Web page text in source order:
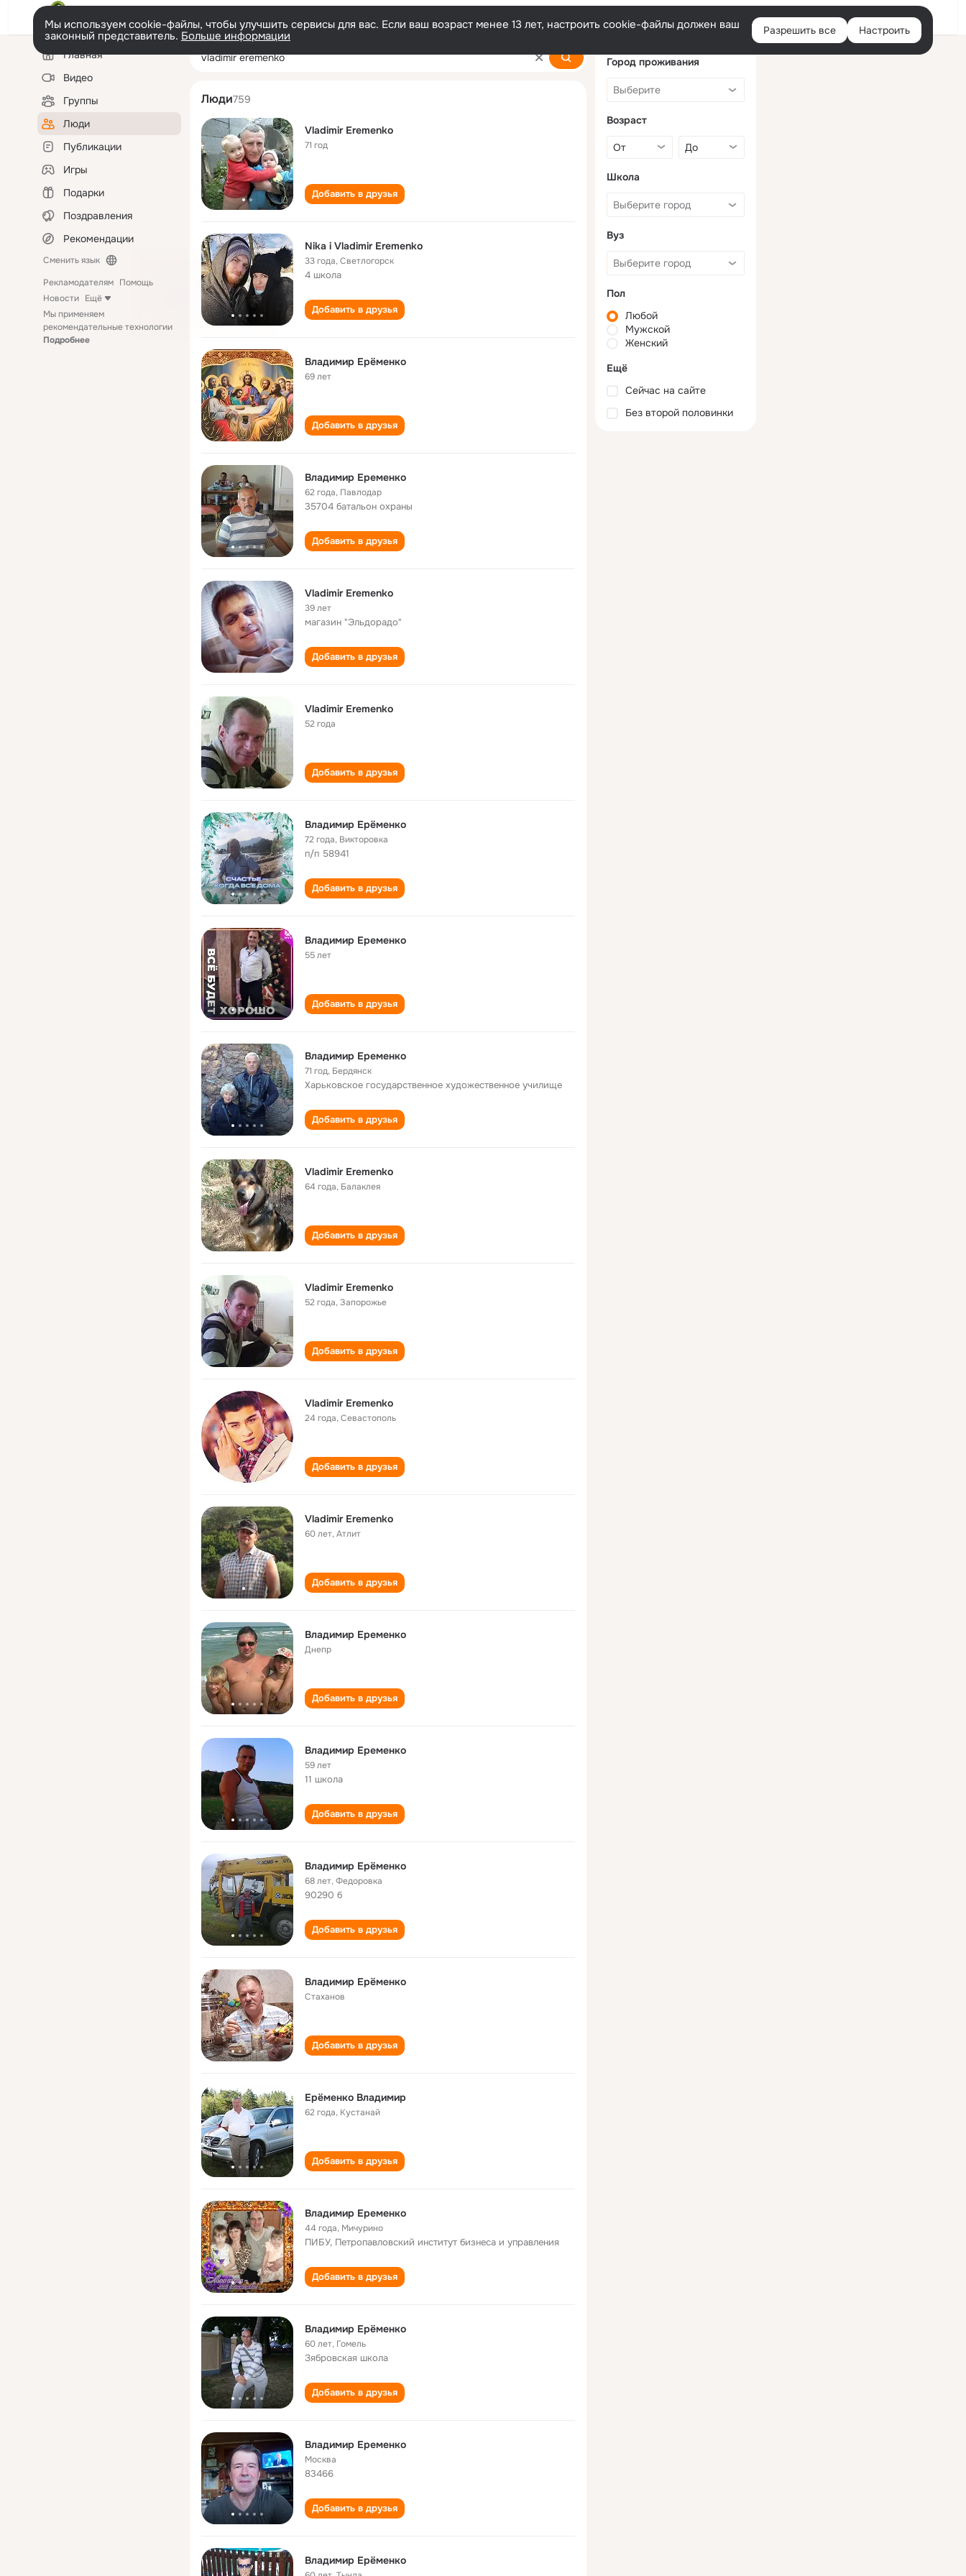
Войти
Мы используем cookie-файлы, чтобы улучшить сервисы для вас. Если ваш возраст менее 13 лет, настроить cookie-файлы должен ваш
законный представитель. Больше информации Разрешить все Настроить
Левая
колонкаГлавная
Видео
Группы
Люди
Публикации
Игры
Подарки
Поздравления
Рекомендации
Сменить язык
Рекламодателям Помощь
Новости Ещё
Мы применяем
рекомендательные технологии
Подробнее
vladimir eremenko
Люди759
Vladimir Eremenko
71 год
Добавить в друзья
Nika i Vladimir Eremenko
33 года,Светлогорск
4 школа
Добавить в друзья
Владимир Ерёменко
69 лет
Добавить в друзья
Владимир Еременко
62 года, Павлодар
35704 батальон охраны
Добавить в друзья
Vladimir Eremenko
39 лет
магазин "Эльдорадо"
Добавить в друзья
Vladimir Eremenko
52 года
Добавить в друзья
Владимир Ерёменко
72 года, Викторовка
п/п 58941
Добавить в друзья
Владимир Еременко
55 лет
Добавить в друзья
Владимир Еременко
71 год, Бердянск
Харьковское государственное художественное училище
Добавить в друзья
Vladimir Eremenko
64 года, Балаклея
Добавить в друзья
Vladimir Eremenko
52 года,Запорожье
Добавить в друзья
Vladimir Eremenko
24 года,Севастополь
Добавить в друзья
Vladimir Eremenko
60 лет,Атлит
Добавить в друзья
Владимир Еременко
Днепр
Добавить в друзья
Владимир Еременко
59 лет
11 школа
Добавить в друзья
Владимир Ерёменко
68 лет,Федоровка
90290 б
Добавить в друзья
Владимир Ерёменко
Стаханов
Добавить в друзья
Ерёменко Владимир
62 года, Кустанай
Добавить в друзья
Владимир Еременко
44 года, Мичурино
ПИБУ, Петропавловский институт бизнеса и управления
Добавить в друзья
Владимир Ерёменко
60 лет, Гомель
Зябровская школа
Добавить в друзья
Владимир Еременко
Москва
83466
Добавить в друзья
Владимир Ерёменко
Город проживания
Возраст
Школа
Вуз
Пол
Любой
Мужской
Женский
Ещё
Сейчас на сайте
Без второй половинки